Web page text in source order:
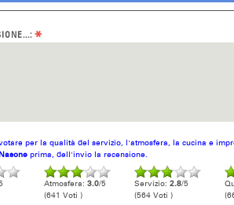
*
per la qualità del servizio, l'atmosfera, la cucina e
prima, dell'invio la recensione.
Atmosfera: 3.0/5
(641 Voti )
Servizio: 2.8/5
(564 Voti )